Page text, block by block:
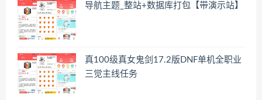
导航主题_整站+数据库打包【带演示站】
真100级真女鬼剑17.2版DNF单机全职业
三觉主线任务